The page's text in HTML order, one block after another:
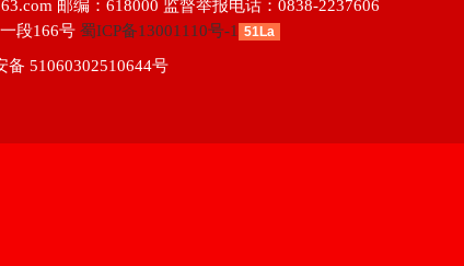
邮编：618000 监督举报电话：0838-2237606
段166号 蜀ICP备13001110号-1 51La
备 51060302510644号